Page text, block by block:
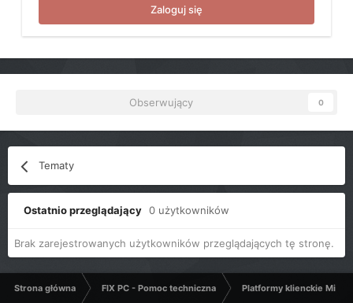
Zaloguj się
Obserwujący 0
Tematy
Ostatnio przeglądający 0 użytkowników
Brak zarejestrowanych użytkowników przeglądających tę stronę.
Strona główna FIX PC - Pomoc techniczna Platformy klienckie